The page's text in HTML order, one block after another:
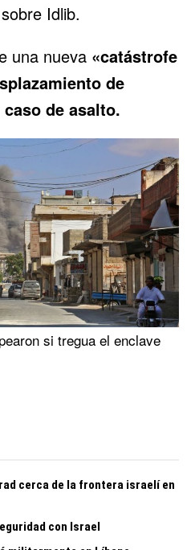
Idlib.
una nueva «catástrofe
de
de asalto.
si tregua el enclave
cerca de la frontera israelí en
con Israel